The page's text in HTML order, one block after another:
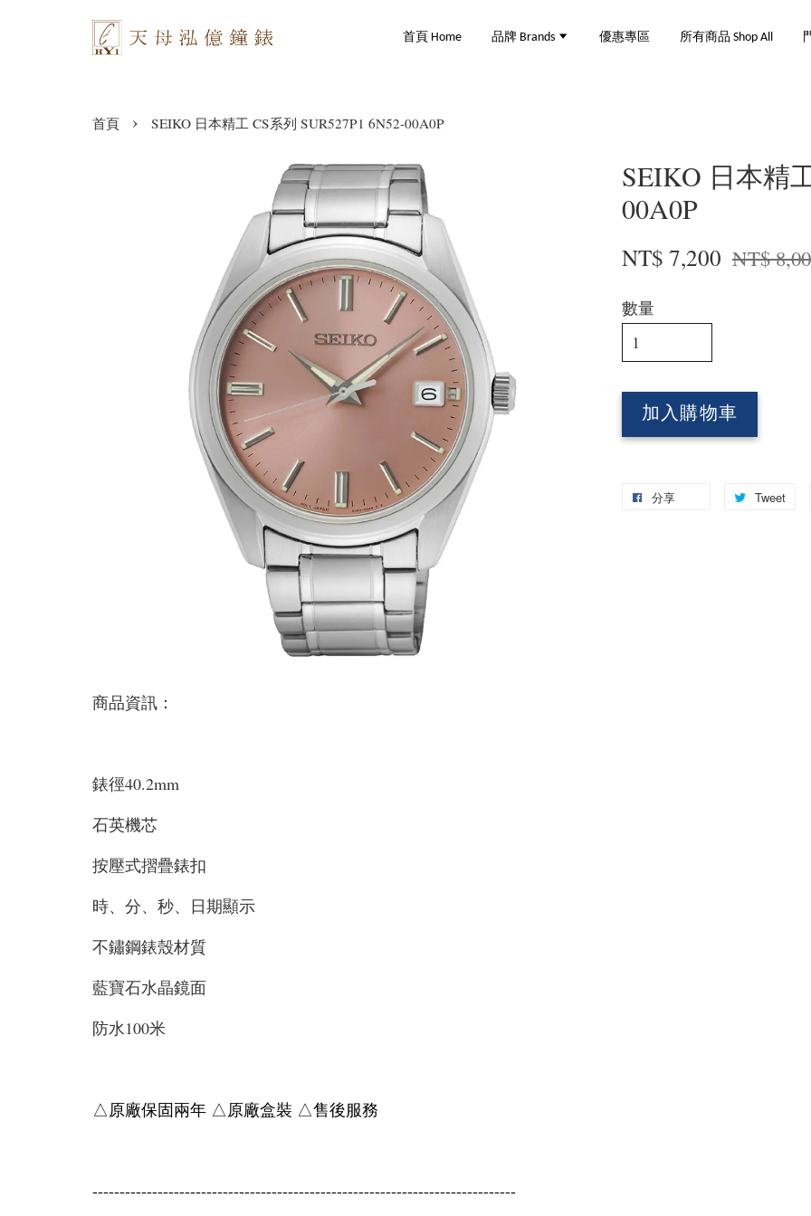
首頁 Home 品牌 Brands 優惠專區 所有商品 Shop All
首頁 › SEIKO 日本精工 CS系列 SUR527P1 6N52-00A0P
SEIKO 日本精
00A0P
NT$ 7,200 NT$
數量
加入購物車
分享 Tweet
商品資訊：
錶徑40.2mm
石英機芯
按壓式摺疊錶扣
時、分、秒、日期顯示
不鏽鋼錶殼材質
藍寶石水晶鏡面
防水100米
△原廠保固兩年 △原廠盒裝 △售後服務
------------------------------------------------------------------------------